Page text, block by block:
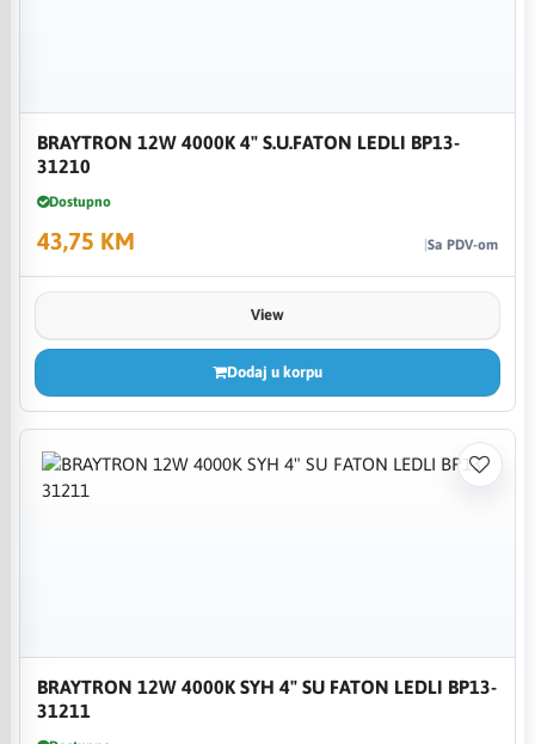
BRAYTRON 12W 4000K 4" S.U.FATON LEDLI BP13-
31210
Dostupno
43,75 KM Sa PDV-om
View
Dodaj u korpu
BRAYTRON 12W 4000K SYH 4" SU FATON LEDLI BP13-
31211